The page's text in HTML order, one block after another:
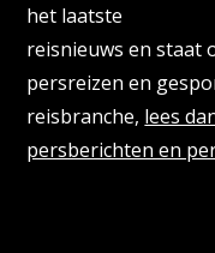
het laatste
reisnieuws en staat
persreizen en
reisbranche, lees
persberichten en